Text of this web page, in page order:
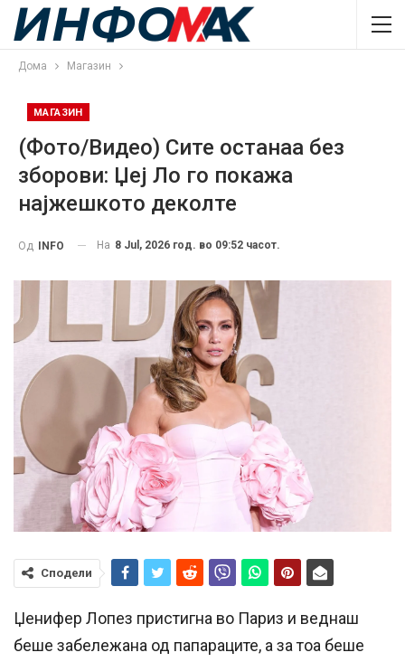
Дома Магазин
МАГАЗИН
(Фото/Видео) Сите останаа без
зборови: Џеј Ло го покажа
најжешкото деколте
Од INFO На 8 Jul, 2026 год. во 09:52 часот.
Сподели
Џенифер Лопез пристигна во Париз и веднаш
беше забележана од папараците, а за тоа беше